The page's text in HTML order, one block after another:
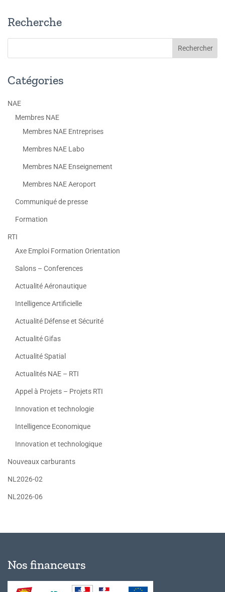
Recherche
Catégories
NAE
Membres NAE
Membres NAE Entreprises
Membres NAE Labo
Membres NAE Enseignement
Membres NAE Aeroport
Communiqué de presse
Formation
RTI
Axe Emploi Formation Orientation
Salons – Conferences
Actualité Aéronautique
Intelligence Artificielle
Actualité Défense et Sécurité
Actualité Gifas
Actualité Spatial
Actualités NAE – RTI
Appel à Projets – Projets RTI
Innovation et technologie
Intelligence Economique
Innovation et technologique
Nouveaux carburants
NL2026-02
NL2026-06
Nos financeurs